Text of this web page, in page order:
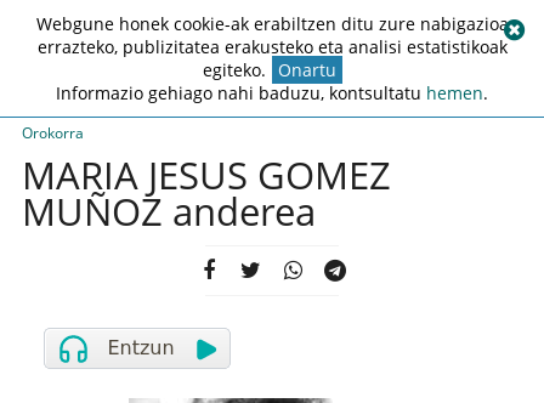
Orokorra
MARIA JESUS GOMEZ
MUÑOZ anderea
Webgune honek cookie-ak erabiltzen ditu zure nabigazioa
errazteko, publizitatea erakusteko eta analisi estatistikoak
egiteko. Onartu
Informazio gehiago nahi baduzu, kontsultatu hemen.